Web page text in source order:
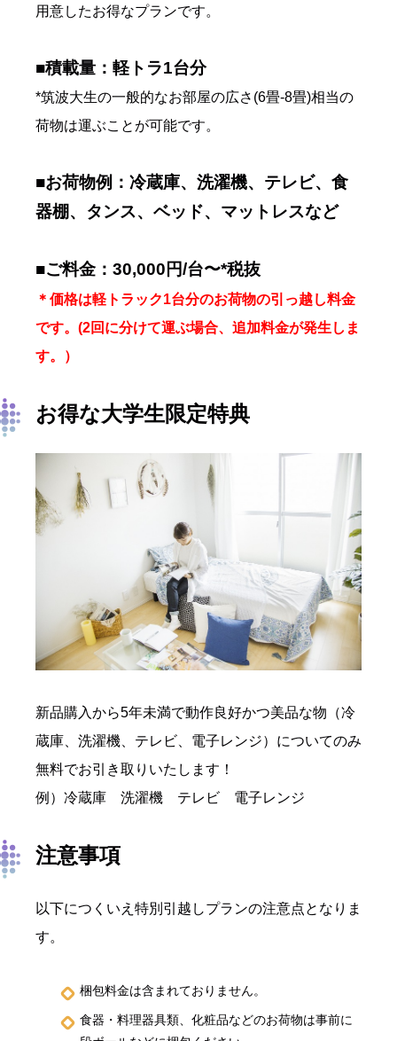
用意したお得なプランです。
■積載量：軽トラ1台分
*筑波大生の一般的なお部屋の広さ(6畳-8畳)相当の
荷物は運ぶことが可能です。
■お荷物例：冷蔵庫、洗濯機、テレビ、食
器棚、タンス、ベッド、マットレスなど
■ご料金：30,000円/台〜*税抜
＊価格は軽トラック1台分のお荷物の引っ越し料金
です。(2回に分けて運ぶ場合、追加料金が発生しま
す。）
お得な大学生限定特典
新品購入から5年未満で動作良好かつ美品な物（冷
蔵庫、洗濯機、テレビ、電子レンジ）についてのみ
無料でお引き取りいたします！
例）冷蔵庫 洗濯機 テレビ 電子レンジ
注意事項
以下につくいえ特別引越しプランの注意点となりま
す。
梱包料金は含まれておりません。
食器・料理器具類、化粧品などのお荷物は事前に